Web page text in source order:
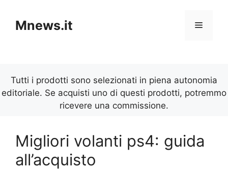
contenuto
Mnews.it Menu
Tutti i prodotti sono selezionati in piena autonomia
editoriale. Se acquisti uno di questi prodotti, potremmo
ricevere una commissione.
Migliori volanti ps4: guida
all’acquisto